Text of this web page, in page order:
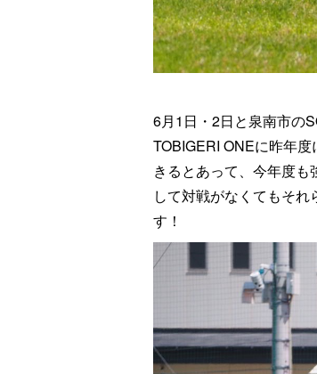
6月1日・2日と泉南市の
TOBIGERI ONEに昨年
きるとあって、今年度
して対戦がなくてもそ
す！